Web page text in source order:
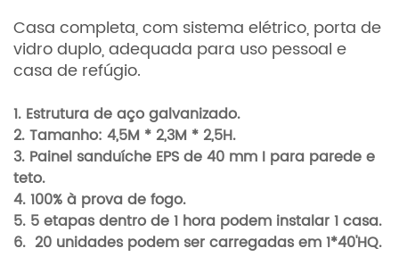
Casa completa, com sistema elétrico, porta de
vidro duplo, adequada para uso pessoal e
casa de refúgio.
1. Estrutura de aço galvanizado.
2. Tamanho: 4,5M * 2,3M * 2,5H.
3. Painel sanduíche EPS de 40 mm I para parede e
teto.
4. 100% à prova de fogo.
5. 5 etapas dentro de 1 hora podem instalar 1 casa.
6. 20 unidades podem ser carregadas em 1*40'HQ.